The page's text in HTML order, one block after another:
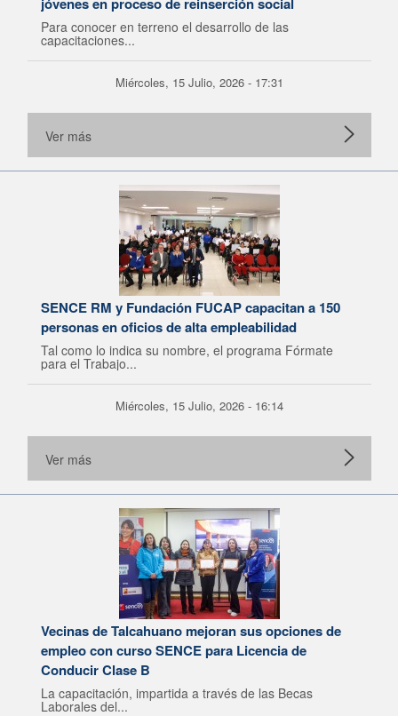
Para conocer en terreno el desarrollo de las
capacitaciones...
Miércoles, 15 Julio, 2026 - 17:31
Ver más
SENCE RM y Fundación FUCAP capacitan a 150
personas en oficios de alta empleabilidad
Tal como lo indica su nombre, el programa Fórmate
para el Trabajo...
Miércoles, 15 Julio, 2026 - 16:14
Ver más
Vecinas de Talcahuano mejoran sus opciones de
empleo con curso SENCE para Licencia de
Conducir Clase B
La capacitación, impartida a través de las Becas
Laborales del...